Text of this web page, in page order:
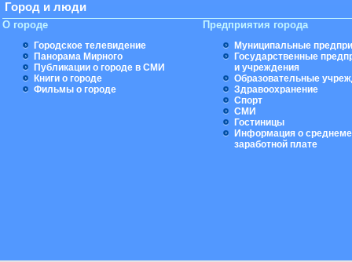
Город и люди
О городе
Городское телевидение
Панорама Мирного
Публикации о городе в СМИ
Книги о городе
Фильмы о городе
Предприятия города
Муниципальные
Государственные
и учреждения
Образовательные
Здравоохранение
Спорт
СМИ
Гостиницы
Информация о
заработной плате